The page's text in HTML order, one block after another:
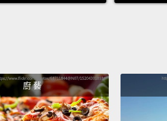
廚 藝